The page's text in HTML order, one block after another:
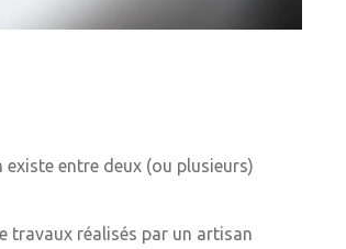
entre deux (ou plusieurs)
travaux réalisés par un artisan